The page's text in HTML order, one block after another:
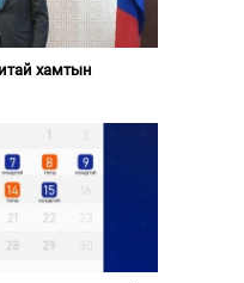
хамтын